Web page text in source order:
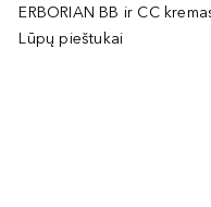
ERBORIAN BB ir CC
Lūpų pieštukai